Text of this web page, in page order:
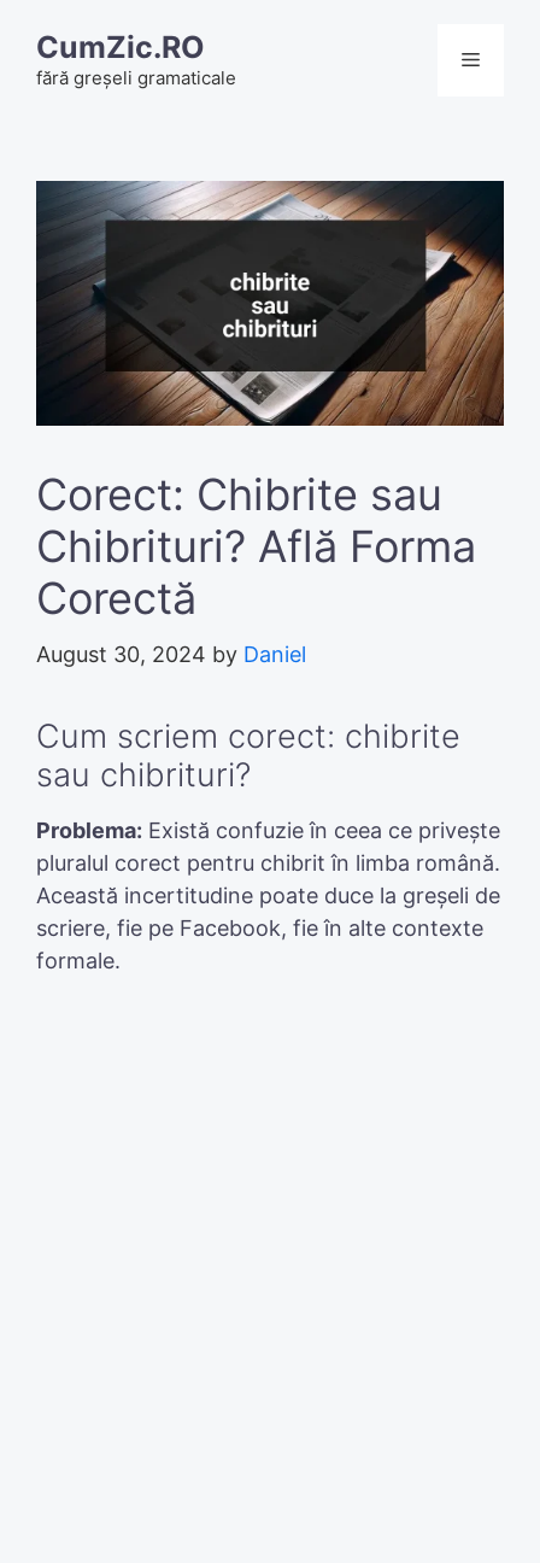
content
CumZic.RO
fără greșeli gramaticale
Menu
Corect: Chibrite sau
Chibrituri? Află Forma
Corectă
August 30, 2024 by Daniel
Cum scriem corect: chibrite
sau chibrituri?
Problema: Există confuzie în ceea ce privește
pluralul corect pentru chibrit în limba română.
Această incertitudine poate duce la greșeli de
scriere, fie pe Facebook, fie în alte contexte
formale.